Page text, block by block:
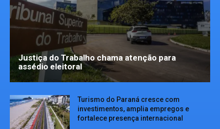
Justiça do Trabalho chama atenção para
assédio eleitoral
Turismo do Paraná cresce com
investimentos, amplia empregos e
fortalece presença internacional